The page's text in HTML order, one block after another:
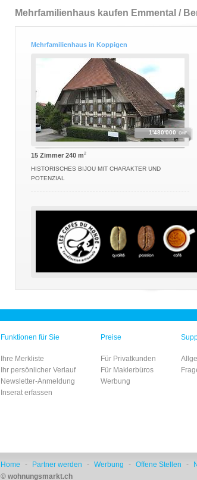
Mehrfamilienhaus kaufen Emmental /
Mehrfamilienhaus in Koppigen
1'480'000 CHF
15 Zimmer 240 m2
HISTORISCHES BIJOU MIT CHARAKTER UND
POTENZIAL
Funktionen für Sie
Ihre Merkliste
Ihr persönlicher Verlauf
Newsletter-Anmeldung
Inserat erfassen
Preise
Für Privatkunden
Für Maklerbüros
Werbung
Home - Partner werden - Werbung - Offene Stellen -
© wohnungsmarkt.ch